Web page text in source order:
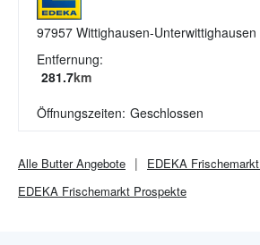
97957 Wittighausen-Unterwittighausen
Entfernung:
281.7km
Öffnungszeiten: Geschlossen
Alle ButterAngebote EDEKA Frischemarkt
EDEKA Frischemarkt Prospekte